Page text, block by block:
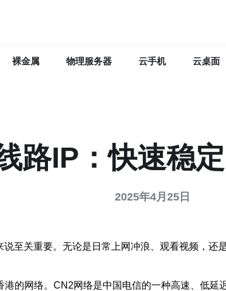
裸金属 物理服务器 云手机 云桌面
路IP：快速稳
2025年4月25日
至关重要。无论是日常上网冲浪、观看视频，
的网络。CN2网络是中国电信的一种高速、低